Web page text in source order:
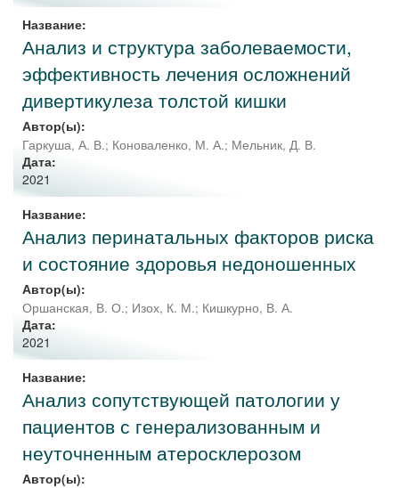
Название:
Анализ и структура заболеваемости,
эффективность лечения осложнений
дивертикулеза толстой кишки
Автор(ы):
Гаркуша, А. В.; Коноваленко, М. А.; Мельник, Д. В.
Дата:
2021
Название:
Анализ перинатальных факторов риска
и состояние здоровья недоношенных
Автор(ы):
Оршанская, В. О.; Изох, К. М.; Кишкурно, В. А.
Дата:
2021
Название:
Анализ сопутствующей патологии у
пациентов с генерализованным и
неуточненным атеросклерозом
Автор(ы):